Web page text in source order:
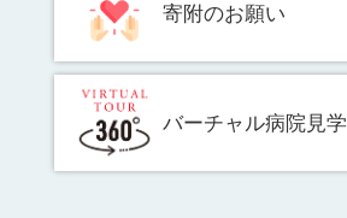
寄附のお願い
バーチャル病院見学